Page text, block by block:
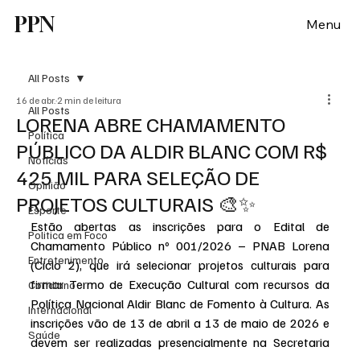
PPN Menu
All Posts
Política
Notícias
Opinião
Esporte
Politica em Foco
Entretenimento
Cotidiano
Internacional
Saúde
All Posts
LORENA ABRE CHAMAMENTO
PÚBLICO DA ALDIR BLANC COM R$
425 MIL PARA SELEÇÃO DE
PROJETOS CULTURAIS 🎨✨
16 de abr. 2 min de leitura
Estão abertas as inscrições para o Edital de
Chamamento Público nº 001/2026 – PNAB Lorena
(Ciclo 2), que irá selecionar projetos culturais para
firmar Termo de Execução Cultural com recursos da
Política Nacional Aldir Blanc de Fomento à Cultura. As
inscrições vão de 13 de abril a 13 de maio de 2026 e
devem ser realizadas presencialmente na Secretaria